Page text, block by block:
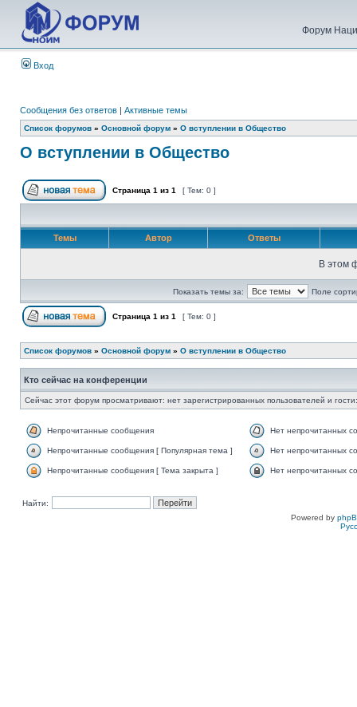
Форум
Вход
Сообщения без ответов | Активные темы
Список форумов » Основной форум » О вступлении в Общество
О вступлении в Общество
Страница 1 из 1 [ Тем: 0 ]
Темы Автор Ответы
В этом
Показать темы за: Поле
Страница 1 из 1 [ Тем: 0 ]
Список форумов » Основной форум » О вступлении в Общество
Кто сейчас на конференции
Сейчас этот форум просматривают: нет зарегистрированных пользователей и
Непрочитанные сообщения Нет непрочитанных
Непрочитанные сообщения [ Популярная тема ] Нет непрочитанных
Непрочитанные сообщения [ Тема закрыта ] Нет непрочитанных
Найти:
Powered by